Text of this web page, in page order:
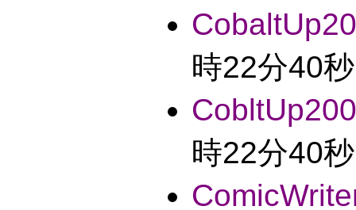
時22分40秒
時22分40秒